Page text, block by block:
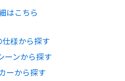
はこちら
仕様から探す
ーンから探す
ーから探す